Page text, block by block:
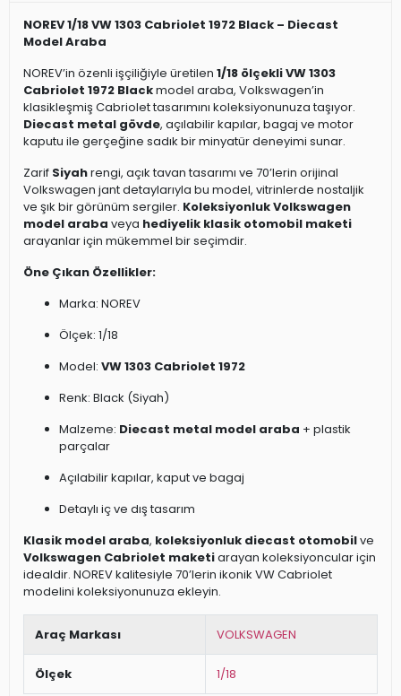
NOREV 1/18 VW 1303 Cabriolet 1972 Black – Diecast
Model Araba
NOREV’in özenli işçiliğiyle üretilen 1/18 ölçekli VW 1303
Cabriolet 1972 Blackmodel araba, Volkswagen’in
klasikleşmiş Cabriolet tasarımını koleksiyonunuza taşıyor.
Diecast metal gövde, açılabilir kapılar, bagaj ve motor
kaputu ile gerçeğine sadık bir minyatür deneyimi sunar.
Zarif Siyahrengi, açık tavan tasarımı ve 70’lerin orijinal
Volkswagen jant detaylarıyla bu model, vitrinlerde nostaljik
ve şık bir görünüm sergiler. Koleksiyonluk Volkswagen
model araba veya hediyelik klasik otomobil maketi
arayanlar için mükemmel bir seçimdir.
Öne Çıkan Özellikler:
Marka: NOREV
Ölçek: 1/18
Model: VW 1303 Cabriolet 1972
Renk: Black (Siyah)
Malzeme: Diecast metal model araba + plastik
parçalar
Açılabilir kapılar, kaput ve bagaj
Detaylı iç ve dış tasarım
Klasik model araba, koleksiyonluk diecast otomobilve
Volkswagen Cabriolet maketiarayan koleksiyoncular için
idealdir. NOREV kalitesiyle 70’lerin ikonik VW Cabriolet
modelini koleksiyonunuza ekleyin.
Araç Markası VOLKSWAGEN
Ölçek 1/18